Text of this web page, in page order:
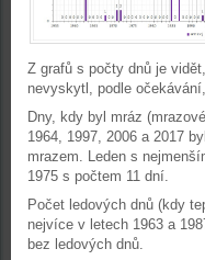
Z grafů s počty dnů je
nevyskytl, podle
Dny, kdy byl mráz
1964, 1997, 2006 a 2017
mrazem. Leden s
1975 s počtem 11 dní.
Počet ledových dnů (kdy
nejvíce v letech 1963 a
bez ledových dnů.